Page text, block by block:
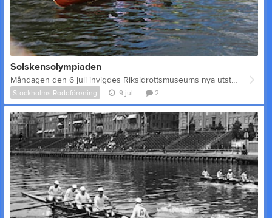
Solskensolympiaden
Måndagen den 6 juli invigdes Riksidrottsmuseums nya utställning Solskensolympiaden. Cirka 200 personer kom till invigningen och den sista punkten på programmet var eskaderrodd/uppvisningsrodd på delar av den gamla roddbanan från OS 1912. Båttyperna från OS Roddare från Vaxholm, Hammarby, Akademiska och Stockholms Roddförening rodde singlar, inriggade fyror med styrman, utriggad fyra med styrman och en åtta. De båttyper som var med på de olympiska spelen 1912. Även en kustroddssingel visades upp då kustrodd kommer att vara en OS-gren 2028. Vid Folke Bernadottes bron stod publiken och Svenska Roddförbundets ordförande Per Björnskiöld och berättade om de olika båtarna och om roddsporten. Detta var mycket uppskattad av åhörarna och blev pricken över i:et för invigningsgästerna. Öppet hus Efter uppvisningen gick det att ta sig en närmare titt på båtarna och några av invigningsgästerna kom till Stockholms Roddförening för att få veta mer om de gamla träbåtarna och roddsportens utveckling. Tack Ett stort tack till alla som gjorde den här dagen möjlig. Tack till Karolina Berkell på Riksidrottsmuseum för att vi fick vara med och för engagemanget kring att få till eskaderrodden. Ett extra stort tack till föreningarna inom Östra Roddistrikstförbundet och Svenska Roddförbundet, det är alltid extra roligt att göra saker över föreningsgränserna och tillsammans kunna visa upp vår vackra sport. Ett extra stort tack till vår medlem Björn Andersson som tog sig an uppgiften att styra SRFs inriggade fyra (båten på bilden). Fler foton Fler foton från dagen finns på Stockholms Roddförenings instagramkonto.
Stockholms Roddförening 9 jul 2